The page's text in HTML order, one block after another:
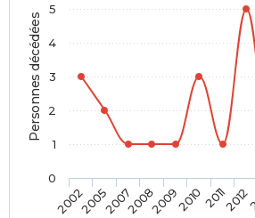
Personnes décédées
200220052007200820092010 20112012
0
1
2
3
4
5